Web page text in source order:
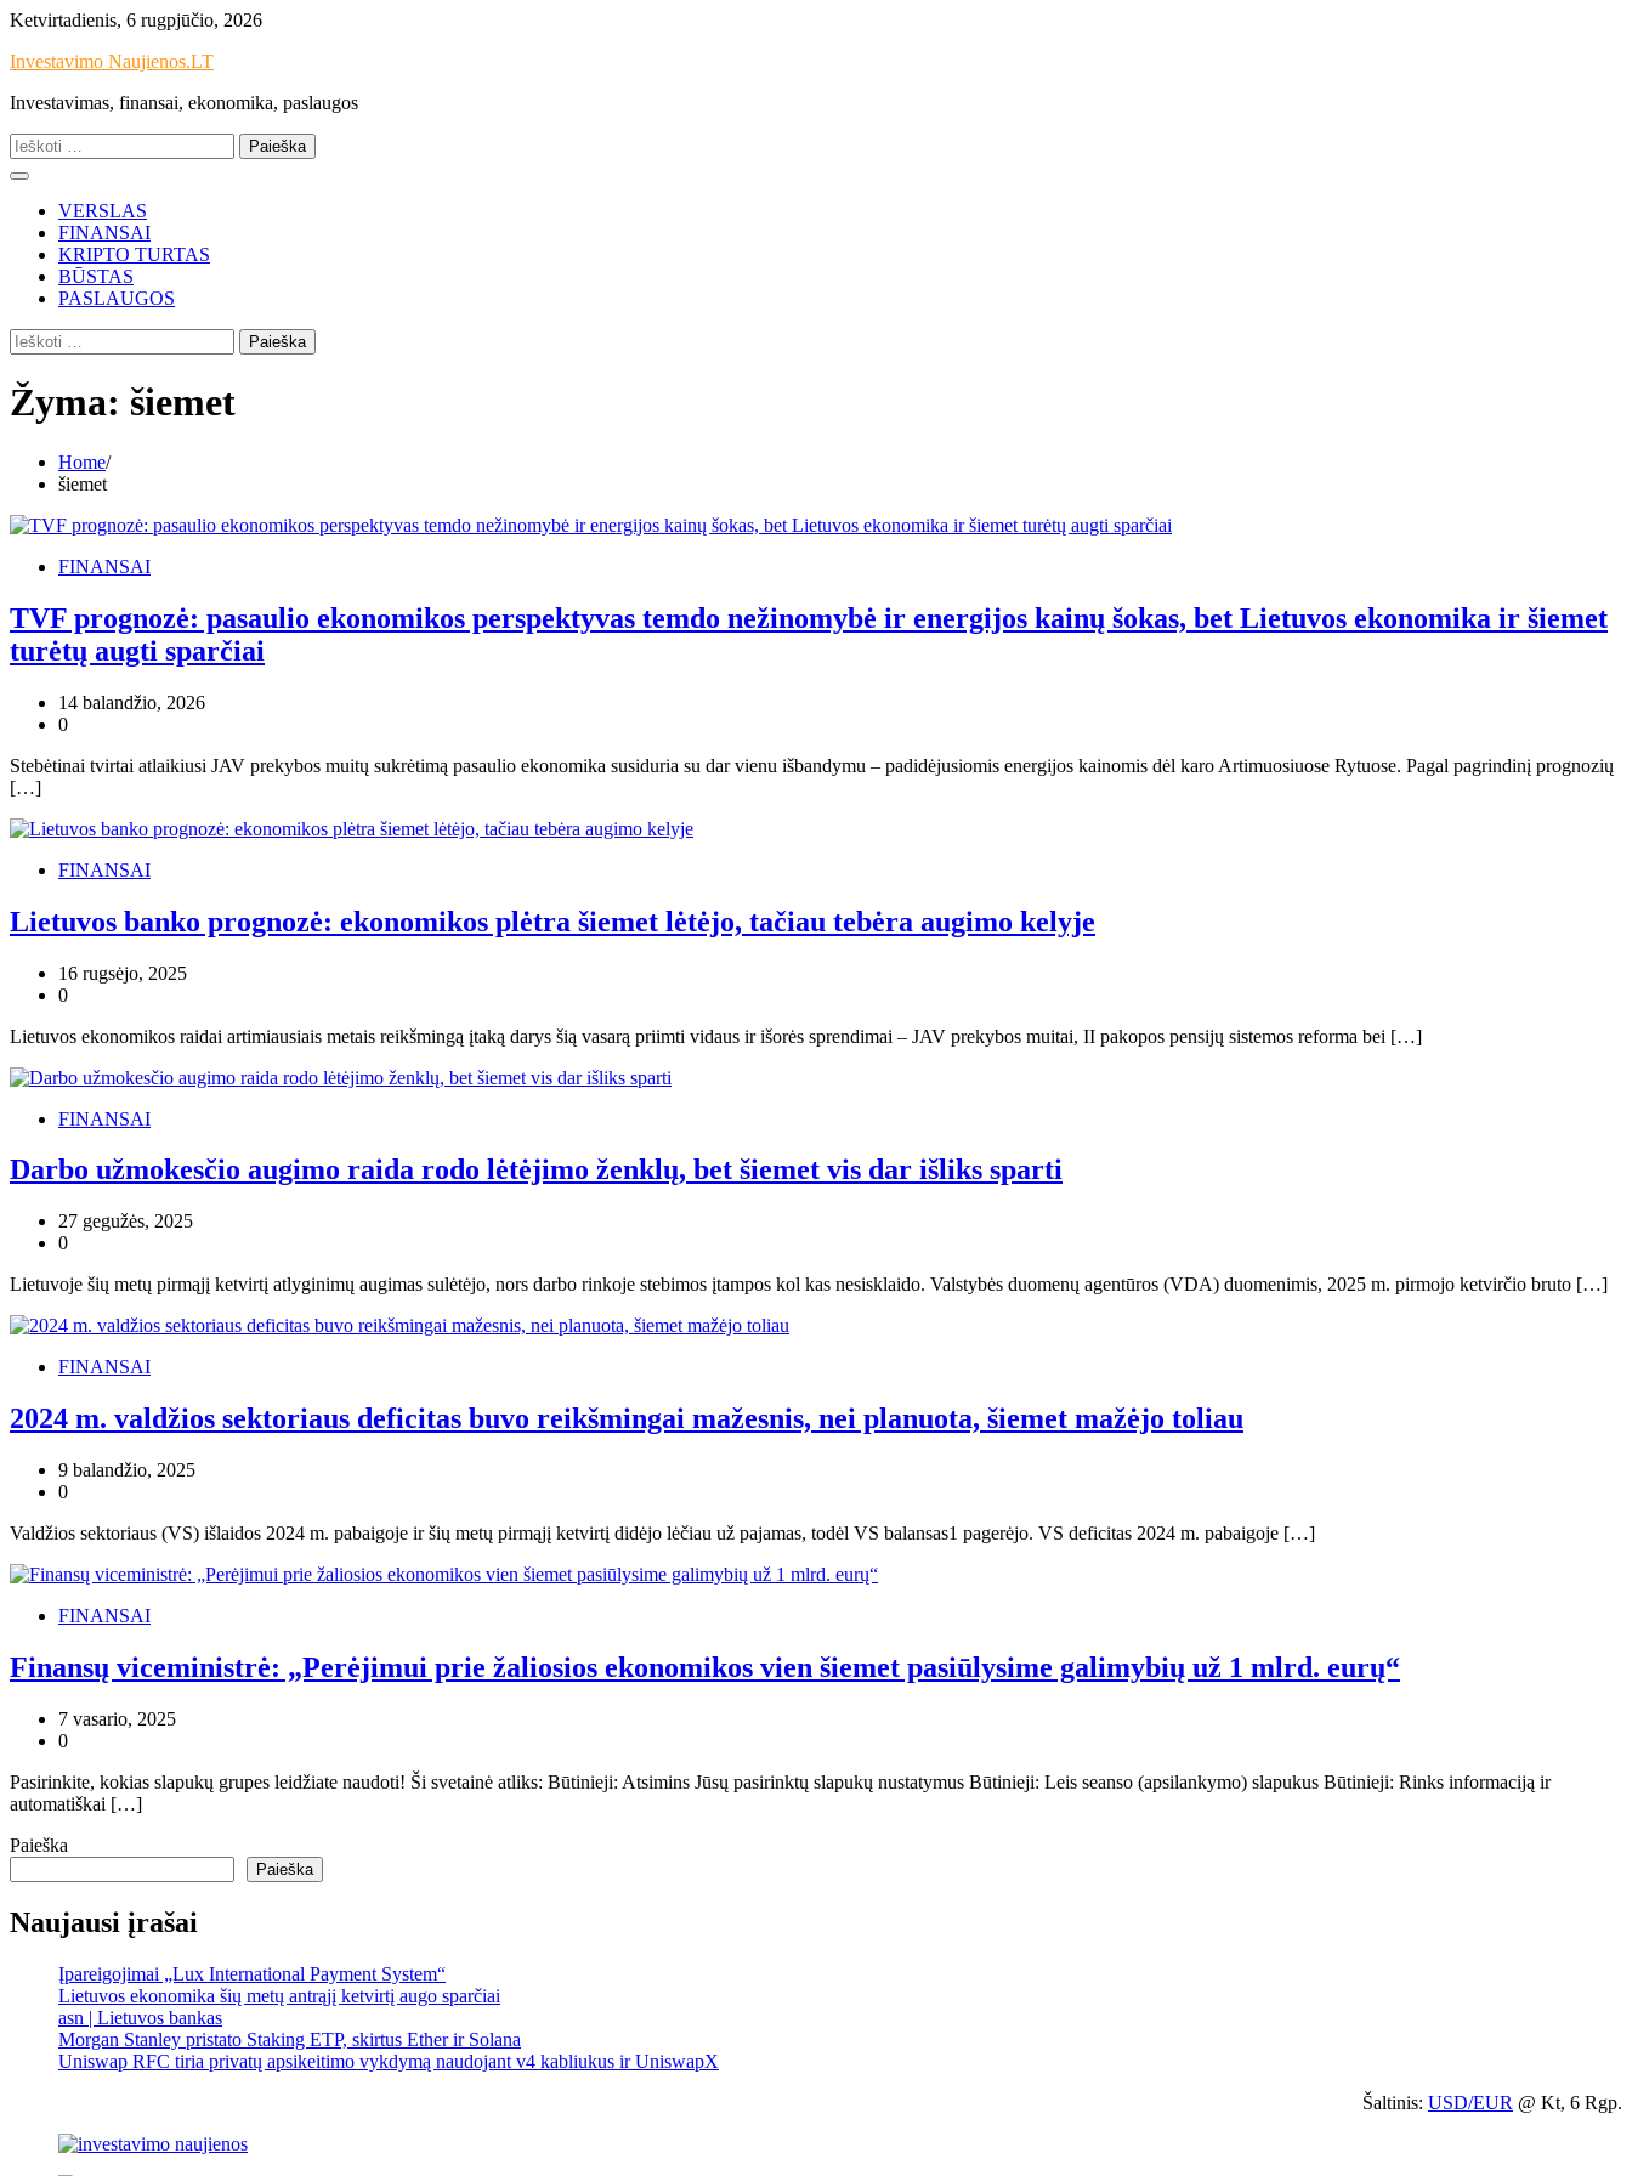
Skip
content
Ketvirtadienis, 6 rugpjūčio, 2026
Investavimo Naujienos.LT
Investavimas, finansai, ekonomika, paslaugos
Ieškoti:
VERSLAS
FINANSAI
KRIPTO TURTAS
BŪSTAS
PASLAUGOS
Ieškoti:
Žyma: šiemet
Home
šiemet
FINANSAI
TVF prognozė: pasaulio ekonomikos perspektyvas temdo nežinomybė ir energijos kainų šokas, bet Lietuvos ekonomika ir šiemet
turėtų augti sparčiai
14 balandžio, 2026
0
Stebėtinai tvirtai atlaikiusi JAV prekybos muitų sukrėtimą pasaulio ekonomika susiduria su dar vienu išbandymu – padidėjusiomis energijos kainomis dėl karo Artimuosiuose Rytuose. Pagal pagrindinį prognozių
[…]
FINANSAI
Lietuvos banko prognozė: ekonomikos plėtra šiemet lėtėjo, tačiau tebėra augimo kelyje
16 rugsėjo, 2025
0
Lietuvos ekonomikos raidai artimiausiais metais reikšmingą įtaką darys šią vasarą priimti vidaus ir išorės sprendimai – JAV prekybos muitai, II pakopos pensijų sistemos reforma bei […]
FINANSAI
Darbo užmokesčio augimo raida rodo lėtėjimo ženklų, bet šiemet vis dar išliks sparti
27 gegužės, 2025
0
Lietuvoje šių metų pirmąjį ketvirtį atlyginimų augimas sulėtėjo, nors darbo rinkoje stebimos įtampos kol kas nesisklaido. Valstybės duomenų agentūros (VDA) duomenimis, 2025 m. pirmojo ketvirčio bruto […]
FINANSAI
2024 m. valdžios sektoriaus deficitas buvo reikšmingai mažesnis, nei planuota, šiemet mažėjo toliau
9 balandžio, 2025
0
Valdžios sektoriaus (VS) išlaidos 2024 m. pabaigoje ir šių metų pirmąjį ketvirtį didėjo lėčiau už pajamas, todėl VS balansas1 pagerėjo. VS deficitas 2024 m. pabaigoje […]
FINANSAI
Finansų viceministrė: „Perėjimui prie žaliosios ekonomikos vien šiemet pasiūlysime galimybių už 1 mlrd. eurų“
7 vasario, 2025
0
Pasirinkite, kokias slapukų grupes leidžiate naudoti! Ši svetainė atliks: Būtinieji: Atsimins Jūsų pasirinktų slapukų nustatymus Būtinieji: Leis seanso (apsilankymo) slapukus Būtinieji: Rinks informaciją ir
automatiškai […]
Paieška
Paieška
Naujausi įrašai
Įpareigojimai „Lux International Payment System“
Lietuvos ekonomika šių metų antrąjį ketvirtį augo sparčiai
asn | Lietuvos bankas
Morgan Stanley pristato Staking ETP, skirtus Ether ir Solana
Uniswap RFC tiria privatų apsikeitimo vykdymą naudojant v4 kabliukus ir UniswapX
Šaltinis: USD/EUR @ Kt, 6 Rgp.